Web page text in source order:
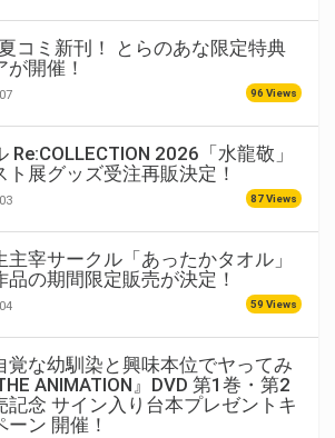
コミ新刊！ とらのあな限定特典
が開催！
96 Views
Re:COLLECTION 2026「水龍敬」
ト展グッズ受注再販決定！
87 Views
主宰サークル「あったかタオル」
品の期間限定販売が決定！
59 Views
覚な幼馴染と興味本位でヤってみ
ANIMATION』DVD 第1巻・第2
記念 サイン入り台本プレゼントキ
ーン 開催！